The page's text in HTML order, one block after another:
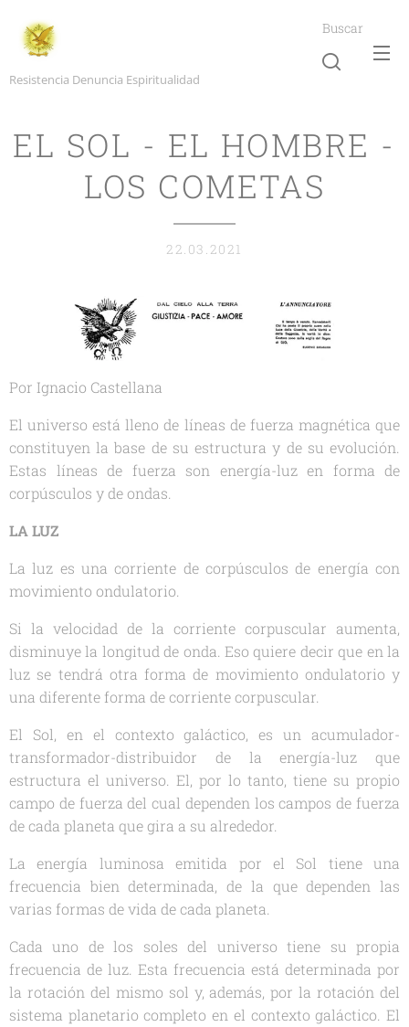
Resistencia Denuncia Espiritualidad
Buscar
EL SOL - EL HOMBRE -
LOS COMETAS
22.03.2021
Por Ignacio Castellana
El universo está lleno de líneas de fuerza magnética que
constituyen la base de su estructura y de su evolución.
Estas líneas de fuerza son energía-luz en forma de
corpúsculos y de ondas.
LA LUZ
La luz es una corriente de corpúsculos de energía con
movimiento ondulatorio.
Si la velocidad de la corriente corpuscular aumenta,
disminuye la longitud de onda. Eso quiere decir que en la
luz se tendrá otra forma de movimiento ondulatorio y
una diferente forma de corriente corpuscular.
El Sol, en el contexto galáctico, es un acumulador-
transformador-distribuidor de la energía-luz que
estructura el universo. El, por lo tanto, tiene su propio
campo de fuerza del cual dependen los campos de fuerza
de cada planeta que gira a su alrededor.
La energía luminosa emitida por el Sol tiene una
frecuencia bien determinada, de la que dependen las
varias formas de vida de cada planeta.
Cada uno de los soles del universo tiene su propia
frecuencia de luz. Esta frecuencia está determinada por
la rotación del mismo sol y, además, por la rotación del
sistema planetario completo en el contexto galáctico. El